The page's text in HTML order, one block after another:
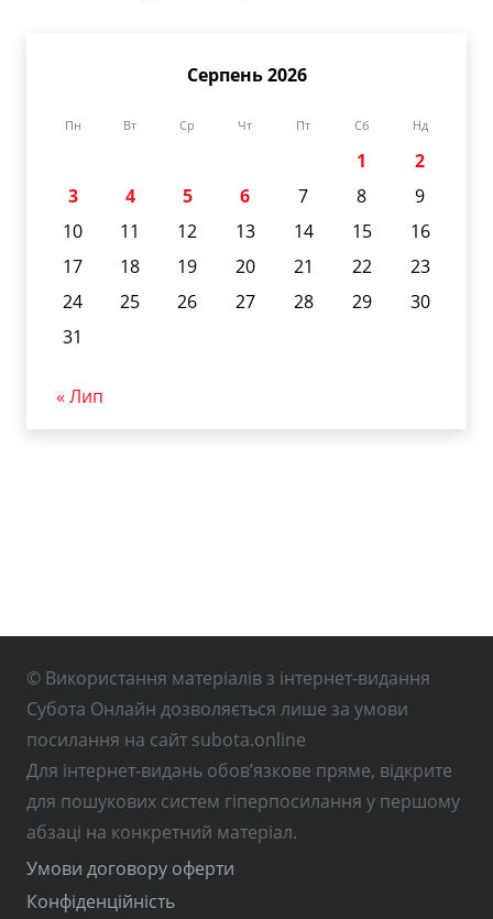
Серпень 2026
Пн Вт Ср Чт Пт Сб Нд
1
2
3
4 5 6 7 8
9
10
11 12 13 14 15
16
17
18 19 20 21 22
23
24
25 26 27 28 29
30
31
« Лип
© Використання матеріалів з інтернет-видання
Субота Онлайн дозволяється лише за умови
посилання на сайт subota.online
Для інтернет-видань обов’язкове пряме, відкрите
для пошукових систем гіперпосилання у першому
абзаці на конкретний матеріал.
Умови договору оферти
Конфіденційність